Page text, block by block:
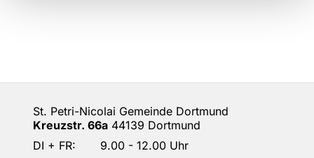
St. Petri-Nicolai Gemeinde Dortmund
Kreuzstr. 66a 44139 Dortmund
DI + FR: 9.00 - 12.00 Uhr